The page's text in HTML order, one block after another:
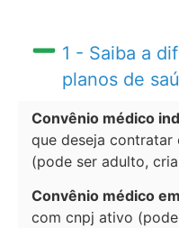
1 - Saiba a
planos de
Convênio médico
que deseja contratar
(pode ser adulto,
Convênio médico
com cnpj ativo